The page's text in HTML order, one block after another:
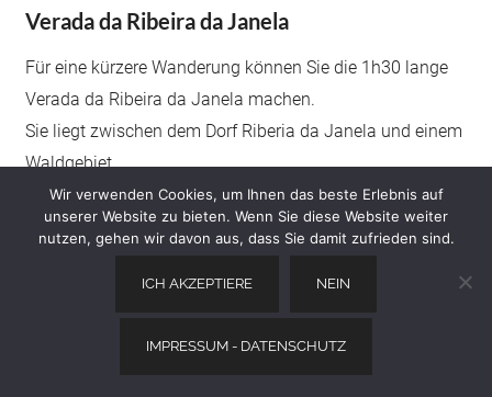
Verada da Ribeira da Janela
Für eine kürzere Wanderung können Sie die 1h30 lange
Verada da Ribeira da Janela machen.
Sie liegt zwischen dem Dorf Riberia da Janela und einem
Waldgebiet.
Er folgt einem alten Weg, der von den Einheimischen
benutzt wurde, um Holz zu holen und um andere Teile
der Insel zu erreichen, insbesondere Ponta do Sol an der
Wir verwenden Cookies, um Ihnen das beste Erlebnis auf
unserer Website zu bieten. Wenn Sie diese Website weiter
nutzen, gehen wir davon aus, dass Sie damit zufrieden sind.
ICH AKZEPTIERE NEIN
IMPRESSUM - DATENSCHUTZ